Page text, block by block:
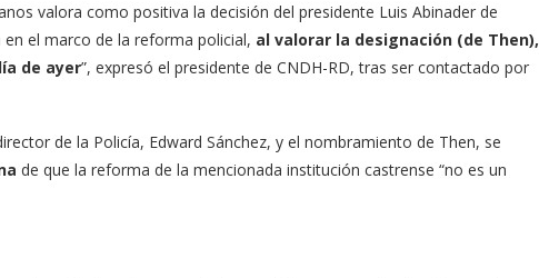
valora como positiva la decisión del presidente Luis Abinader de
el marco de la reforma policial, al valorar la designación (de Then),
de ayer”, expresó el presidente de CNDH-RD, tras ser contactado por
de la Policía, Edward Sánchez, y el nombramiento de Then, se
de que la reforma de la mencionada institución castrense “no es un